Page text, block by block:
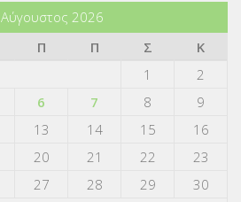
Αύγουστος 2026
Π Π Σ
Κ
1
2
6 7 8
9
13 14 15
16
20 21 22
23
27 28 29
30